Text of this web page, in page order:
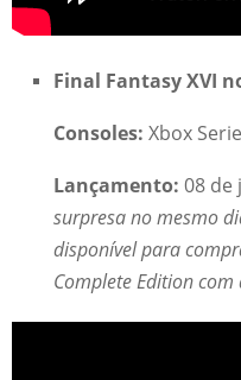
Final Fantasy XVI
Consoles: Xbox
Lançamento: 08 de
surpresa no mesmo
disponível para
Complete Edition com